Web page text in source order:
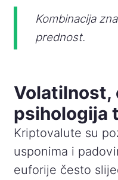
Kombinacija
prednost.
Volatilnost,
psihologija
Kriptovalute su
usponima i
euforije često